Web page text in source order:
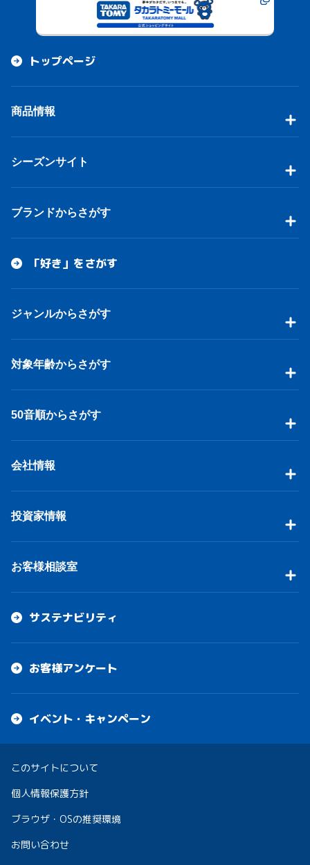
トップページ
商品情報
シーズンサイト
ブランドからさがす
「好き」をさがす
ジャンルからさがす
対象年齢からさがす
50音順からさがす
会社情報
投資家情報
お客様相談室
サステナビリティ
お客様アンケート
イベント・キャンペーン
このサイトについて
個人情報保護方針
ブラウザ・OSの推奨環境
お問い合わせ